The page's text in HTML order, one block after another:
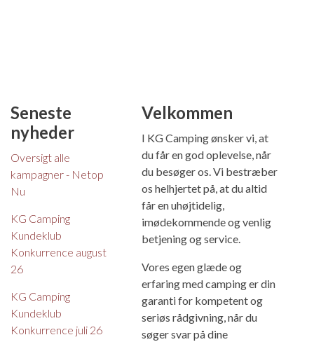
Seneste
nyheder
Oversigt alle
kampagner - Netop
Nu
KG Camping
Kundeklub
Konkurrence august
26
KG Camping
Kundeklub
Konkurrence juli 26
Velkommen
I KG Camping ønsker vi, at
du får en god oplevelse, når
du besøger os. Vi bestræber
os helhjertet på, at du altid
får en uhøjtidelig,
imødekommende og venlig
betjening og service.
Vores egen glæde og
erfaring med camping er din
garanti for kompetent og
seriøs rådgivning, når du
søger svar på dine